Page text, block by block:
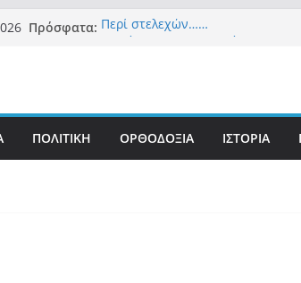
Πρόσφατα: Περί στελεχών……
ένοικοι του Μαξίμου σε πανικό,
σαρώνει την Ελλάδα
ΠΟΛΙΤΙΚΗ ΟΡΘΟΔΟΞΙΑ ΙΣΤΟΡΙΑ